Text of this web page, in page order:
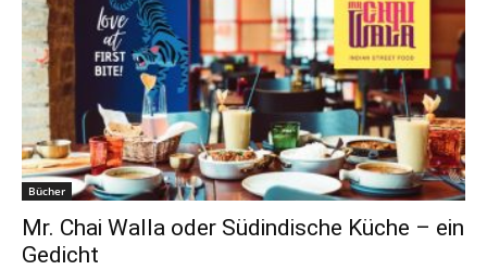
Bücher
Mr. Chai Walla oder Südindische Küche – ein
Gedicht